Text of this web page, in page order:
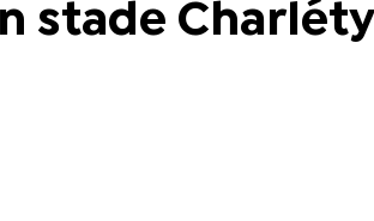
stade Charléty